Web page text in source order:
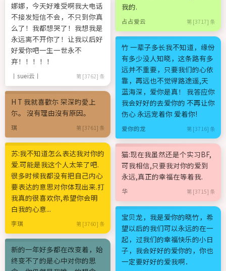
娜娜，今天好难受啊我大电话
不接发短信不会，不只到你真
么了！我都想哭了！我想我是
永远离不开你了！让我以后好
好爱你吧一生一世永不
弃！！！！！
丨suei云丨 第 [3762] 条
H T 我就喜歡尓 罙深旳愛上
尓。 沒有理由沒有原因。
琪 第 [3761] 条
苏:我不知道怎么表达我对你的
爱.可能是我这个人太笨了吧.
很多时候我都没有把自己内心
要表达的意思对你体现出来.打
我真的很喜欢你,希望你会明
白我的心意...
李琪 第 [3760] 条
新的一年好多都在改变着，始
终变不了的是心中对你的思
我的.
占占爱云 第 [3717] 条
竹 一辈子多长我不知道，缘份
有多少没人知晓，这条路有多
远并不重要，只要我们的心依
靠，再远也不觉得路途遥,天
蓝海深，爱你是真！ 我答应你
我会好好的去爱你的 不再让你
伤心 永远宠着你 爱着你!
爱你的龙 第 [3716] 条
猫:现在我虽然还是个实习BF,
可我相信,只要我对你的爱到
永远,真正的幸福在等着我.
华 第 [3715] 条
宝贝龙，我是爱你的晓竹，希
望以后的我们可以永远的在一
起，过我们的幸福快乐的小日
子，我会好好的爱你的，你也
一定要好好的爱我啊．